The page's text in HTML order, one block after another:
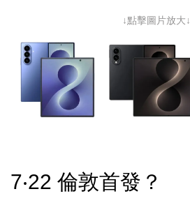
↓點擊圖片放大↓
7‧22 倫敦首發？